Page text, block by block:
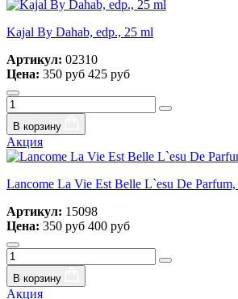
Kajal By Dahab, edp., 25 ml
Артикул: 02310
Цена: 350 руб 425 руб
В корзину
Акция
Lancome La Vie Est Belle L`esu De Parfum,
Артикул: 15098
Цена: 350 руб 400 руб
В корзину
Акция